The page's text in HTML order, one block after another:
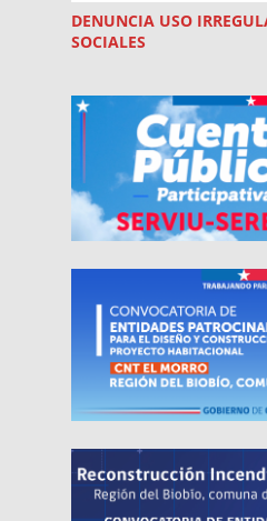
DENUNCIA USO
SOCIALES